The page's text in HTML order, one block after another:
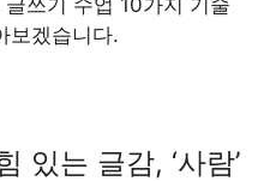
보겠습니다.
있는 글감, ‘사람’